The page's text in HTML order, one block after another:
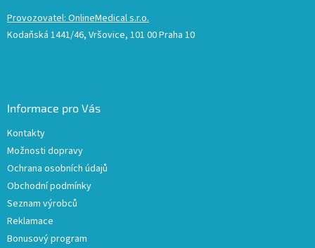
Provozovatel: OnlineMedical s.r.o.
Kodaňská 1441/46, Vršovice, 101 00 Praha 10
Informace pro Vás
Kontakty
Možnosti dopravy
Ochrana osobních údajů
Obchodní podmínky
Seznam výrobců
Reklamace
Bonusový program